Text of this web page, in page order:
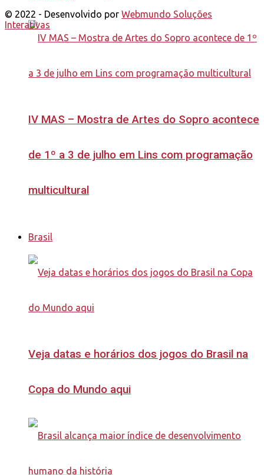
IV MAS – Mostra de Artes do Sopro acontece
de 1º a 3 de julho em Lins com programação
multicultural
Brasil
Veja datas e horários dos jogos do Brasil na
Copa do Mundo aqui
© 2022 - Desenvolvido por Webmundo Soluções
Interativas